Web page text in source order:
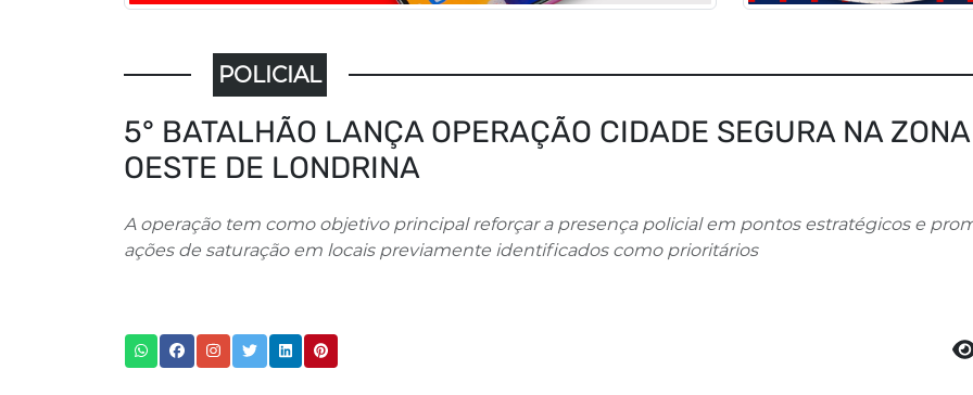
POLICIAL
5° BATALHÃO LANÇA OPERAÇÃO CIDADE SEGURA NA ZONA
OESTE DE LONDRINA
A operação tem como objetivo principal reforçar a presença policial em pontos estratégicos e
ações de saturação em locais previamente identificados como prioritários